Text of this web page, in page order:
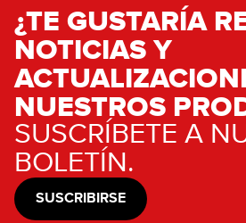
¿TE GUSTARÍA
NOTICIAS Y
NUESTROS
SUSCRÍBETE A
BOLETÍN.
SUSCRIBIRSE